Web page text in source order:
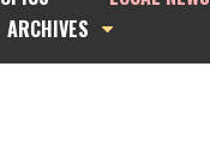
ARCHIVES